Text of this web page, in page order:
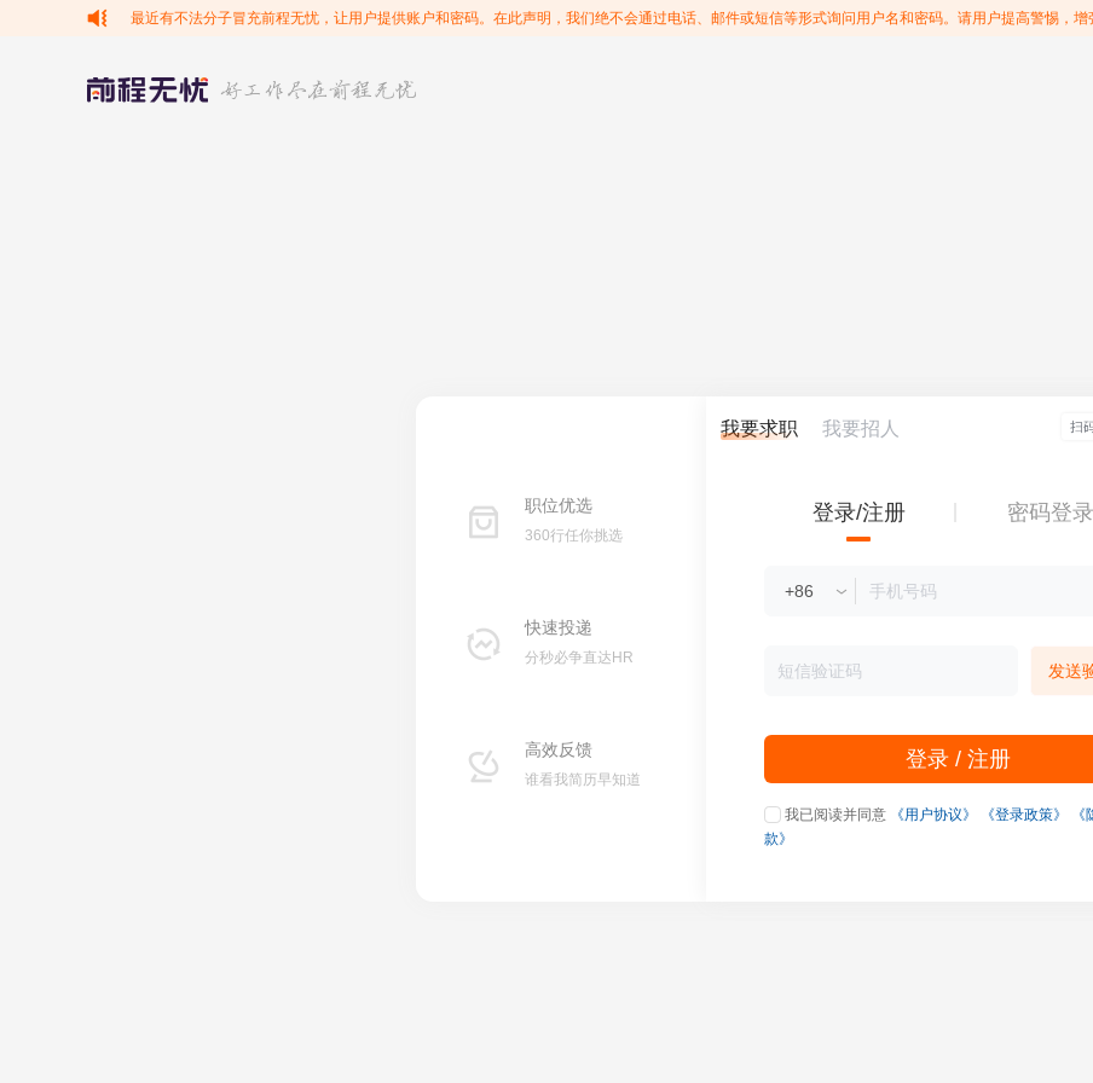
最近有不法分子冒充前程无忧，让用户提供账户和密码。在此声明，我们绝不会通过电话、邮件或短信等形式询问用户名和密码。请用户提高警惕，增
职位优选
360行任你挑选
快速投递
分秒必争直达HR
高效反馈
谁看我简历早知道
我要求职 我要招人
登录/注册 密码登录
发送
登录 / 注册
我已阅读并同意 《用户协议》 《登录政策》
款》